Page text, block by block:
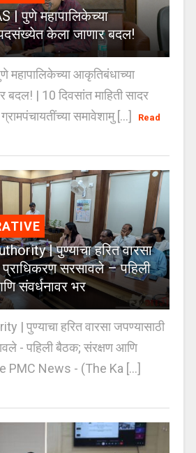
| पुणे महापालिकेच्या
केला जाणार बदल!
आकृतिबंधाच्या
| 10 दिवसांत माहिती सादर
समावेशामु [...]
Read
| पुण्याचा हरित वारसा
प्राधिकरण सरसावले – पहिली
संवर्धनावर भर
| पुण्याचा हरित वारसा जपण्यासाठी
- पहिली बैठक; संरक्षण आणि
PMC News - (The Ka [...]